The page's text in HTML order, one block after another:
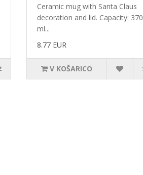
Ceramic mug with Santa Claus
decoration and lid. Capacity: 370
ml...
8.77 EUR
V KOŠARICO